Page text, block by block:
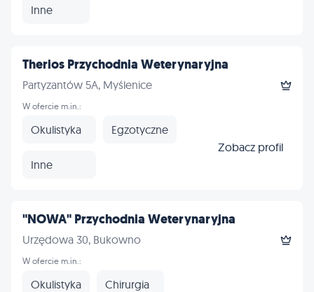
Inne
Therios Przychodnia Weterynaryjna
Partyzantów 5A, Myślenice
W ofercie m.in.:
Okulistyka Egzotyczne
Inne
Zobacz profil
"NOWA" Przychodnia Weterynaryjna
Urzędowa 30, Bukowno
W ofercie m.in.:
Okulistyka Chirurgia